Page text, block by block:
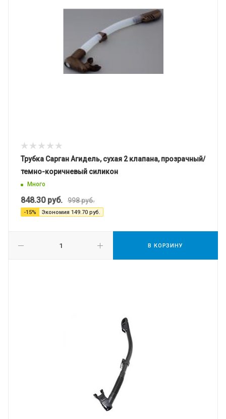
Трубка Сарган Агидель, сухая 2 клапана, прозрачный/
темно-коричневый силикон
Много
848.30руб. 998руб.
-15% Экономия 149.70 руб.
В КОРЗИНУ